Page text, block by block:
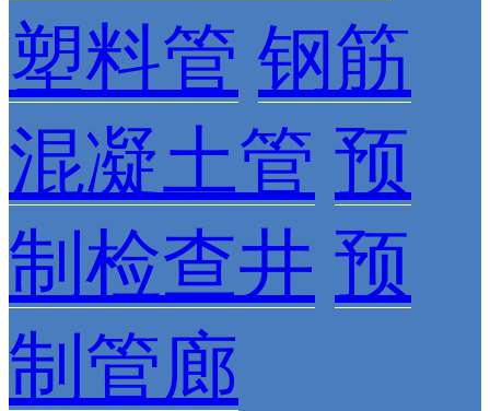
塑料管 钢筋
混凝土管 预
制检查井 预
制管廊